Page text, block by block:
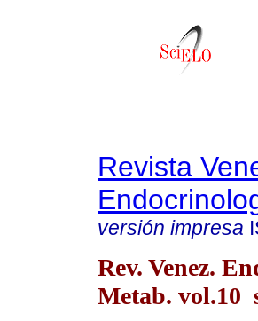
Revista
versión impresa
Rev. Venez.
Metab. vol.10